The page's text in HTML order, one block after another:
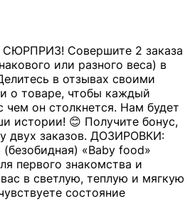
СЮРПРИЗ! Совершите 2 заказа
или разного веса) в
в отзывах своими
о товаре, чтобы каждый
он столкнется. Нам будет
истории! 😊 Получите бонус,
двух заказов. ДОЗИРОВКИ:
«Baby food»
первого знакомства и
в светлую, теплую и мягкую
состояние